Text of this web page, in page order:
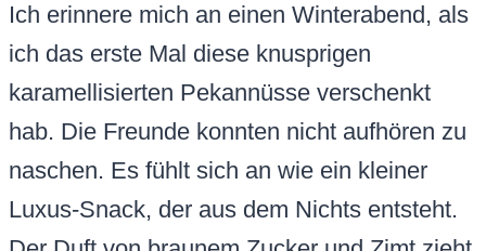
Ich erinnere mich an einen Winterabend, als
ich das erste Mal diese knusprigen
karamellisierten Pekannüsse verschenkt
hab. Die Freunde konnten nicht aufhören zu
naschen. Es fühlt sich an wie ein kleiner
Luxus-Snack, der aus dem Nichts entsteht.